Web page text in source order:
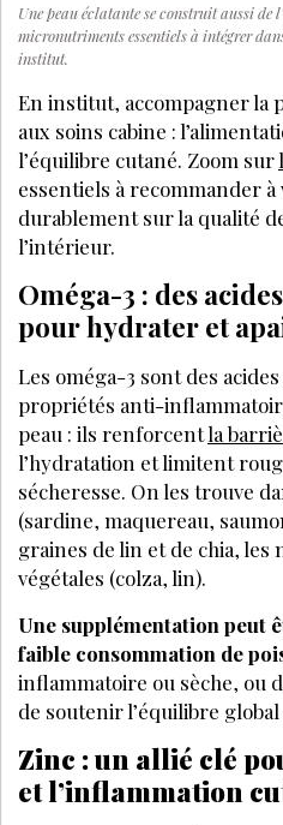
Une peau éclatante se construit aussi de
micronutriments essentiels à intégrer
institut.
En institut, accompagner la
aux soins cabine :
l’équilibre cutané. Zoom sur
essentiels à recommander
durablement sur la qualité
l’intérieur.
Oméga-3 : des
pour hydrater et
Les oméga-3 sont des
propriétés anti-
peau : ils renforcentla
l’hydratation et limitent
sécheresse. On les trouve
(sardine, maquereau,
graines de lin et de chia, les
végétales (colza, lin).
Une supplémentation peut
faible consommation de
inflammatoire ou sèche, ou
de soutenir l’équilibre global
Zinc : un allié clé
et l’inflammation